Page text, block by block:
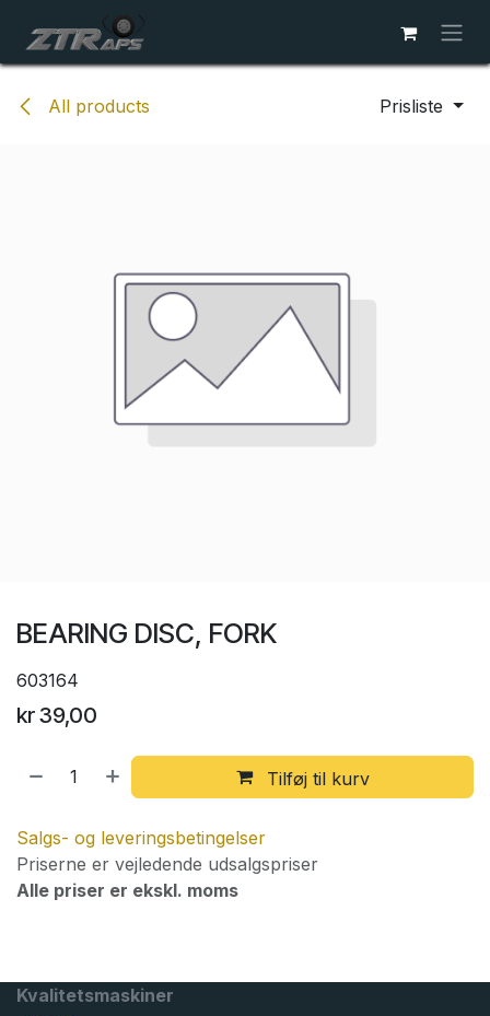
All products Prisliste
BEARING DISC, FORK
603164
kr39,00
Tilføj til kurv
Salgs- og leveringsbetingelser
Priserne er vejledende udsalgspriser
Alle priser er ekskl. moms
Kvalitetsmaskiner